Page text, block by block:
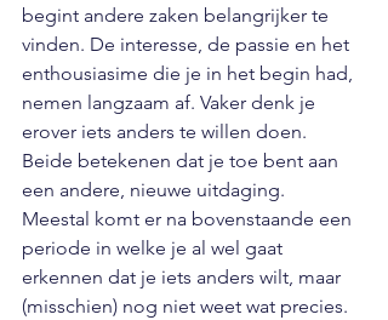
begint andere zaken belangrijker te
vinden. De interesse, de passie en het
enthousiasime die je in het begin had,
nemen langzaam af. Vaker denk je
erover iets anders te willen doen.
Beide betekenen dat je toe bent aan
een andere, nieuwe uitdaging.
Meestal komt er na bovenstaande een
periode in welke je al wel gaat
erkennen dat je iets anders wilt, maar
(misschien) nog niet weet wat precies.